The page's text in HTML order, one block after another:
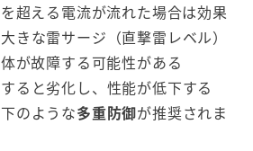
超える電流が流れた場合は効果
きな雷サージ（直撃雷レベル）
が故障する可能性がある
ると劣化し、性能が低下する
のような多重防御が推奨されま